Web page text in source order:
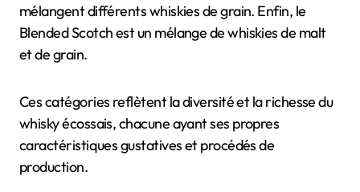
mélangent différents whiskies de grain. Enfin, le
Blended Scotch est un mélange de whiskies de malt
et de grain.
Ces catégories reflètent la diversité et la richesse du
whisky écossais, chacune ayant ses propres
caractéristiques gustatives et procédés de
production.